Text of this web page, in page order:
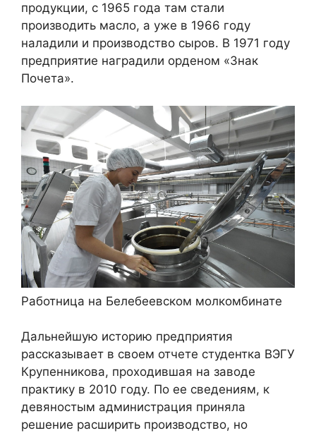
продукции, с 1965 года там стали
производить масло, а уже в 1966 году
наладили и производство сыров. В 1971 году
предприятие наградили орденом «Знак
Почета».
Работница на Белебеевском молкомбинате
Дальнейшую историю предприятия
рассказывает в своем отчете студентка ВЭГУ
Крупенникова, проходившая на заводе
практику в 2010 году. По ее сведениям, к
девяностым администрация приняла
решение расширить производство, но